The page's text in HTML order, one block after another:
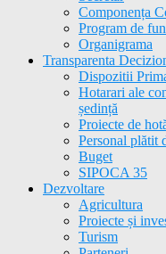
Componența
Program de
Organigrama
Transparenta
Dispozitii
Hotarari ale
ședință
Proiecte de
Personal plătit
Buget
SIPOCA 35
Dezvoltare
Agricultura
Proiecte și
Turism